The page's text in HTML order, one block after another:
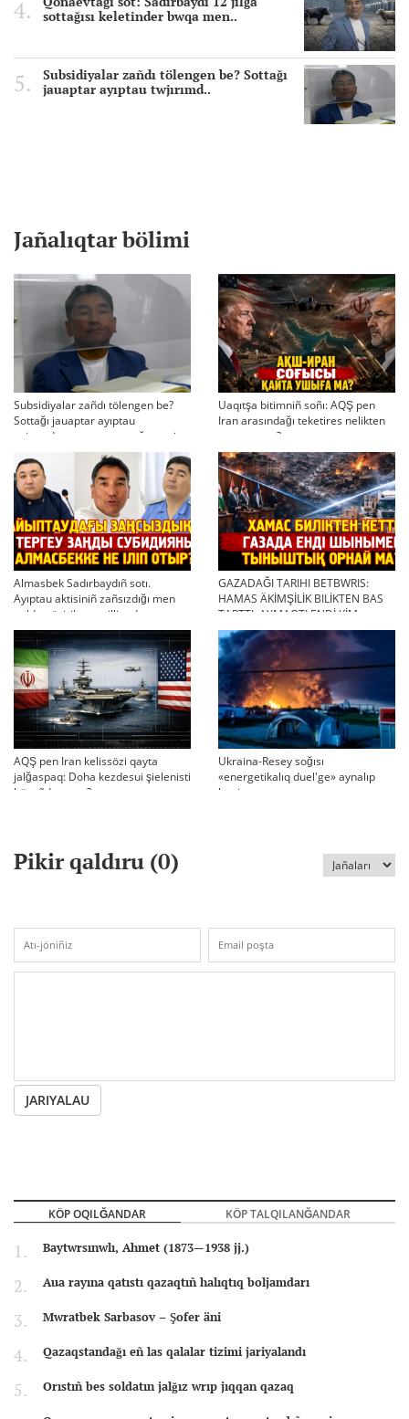
sottağısı keletinder bwqa men..
Subsidiyalar zañdı tölengen be? Sottağı
jauaptar ayıptau twjırımd..
Jañalıqtar bölimi
Subsidiyalar zañdı tölengen be?
Sottağı jauaptar ayıptau
twjırımdarın qayta qarauğa negiz
bola ala ma?
Uaqıtşa bitimniñ soñı: AQŞ pen
Iran arasındağı teketires nelikten
qayta uşıqtı?
Almasbek Sadırbaydıñ sotı.
Ayıptau aktisiniñ zañsızdığı men
qoldan ösirilgen milliondar
GAZADAĞI TARIHI BETBWRIS:
HAMAS ÄKİMŞİLİK BILİKTEN BAS
TARTTI. AYMAQTI ENDİ KİM
BASQARADI?
AQŞ pen Iran kelissözi qayta
jalğaspaq: Doha kezdesui şielenisti
bäseñdete me?
Ukraina-Resey soğısı
«energetikalıq duel'ge» aynalıp
ketti
Pikir qaldıru (0)
JARIYALAU
KÖP OQILĞANDAR KÖP TALQILANĞANDAR
Baytwrsınwlı, Ahmet (1873—1938 jj.)
Aua rayına qatıstı qazaqtıñ halıqtıq boljamdarı
Mwratbek Sarbasov – Şofer äni
Qazaqstandağı eñ las qalalar tizimi jariyalandı
Orıstıñ bes soldatın jalğız wrıp jıqqan qazaq